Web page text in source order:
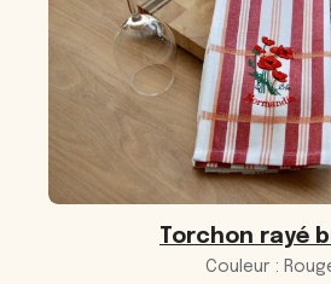
Torchon rayé
Couleur :